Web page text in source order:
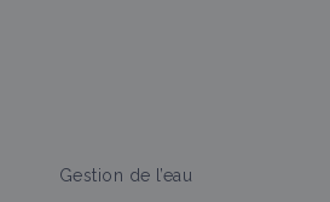
Gestion de l’eau